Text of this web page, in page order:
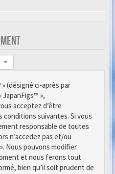
(désigné ci-après par
JapanFigs™ »,
acceptez d’être
conditions suivantes. Si vous
responsable de toutes
n’accedez pas et/ou
Nous pouvons modifier
et nous ferons tout
bien qu’il soit prudent de